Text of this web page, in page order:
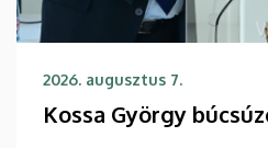
2026. augusztus 7.
Kossa György